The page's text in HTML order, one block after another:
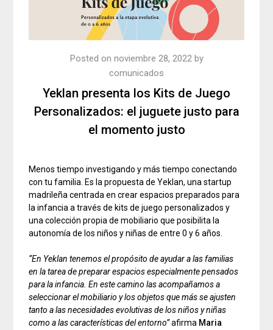
Yeklan presenta los Kits de Juego
Personalizados: el juguete justo para
el momento justo
Posted on noviembre 28, 2022by
comunicados
Menos tiempo investigando y más tiempo conectando
con tu familia. Es la propuesta de Yeklan, una startup
madrileña centrada en crear espacios preparados para
la infancia a través de kits de juego personalizados y
una colección propia de mobiliario que posibilita la
autonomía de los niños y niñas de entre 0 y 6 años.
“En Yeklan tenemos el propósito de ayudar a las familias
en la tarea de preparar espacios especialmente pensados
para la infancia. En este camino las acompañamos a
seleccionar el mobiliario y los objetos que más se ajusten
tanto a las necesidades evolutivas de los niños y niñas
como a las características del entorno”afirma Maria